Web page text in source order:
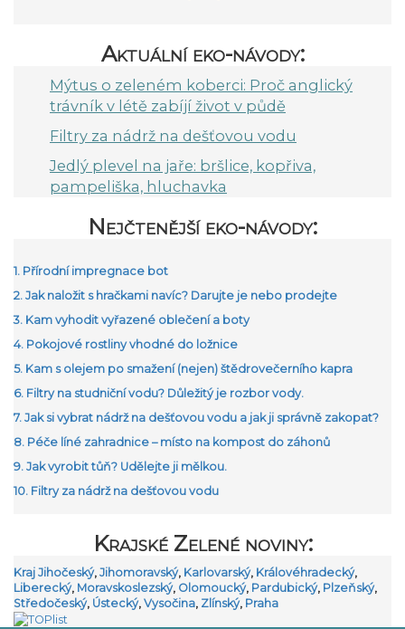
Aktuální eko-návody:
Mýtus o zeleném koberci: Proč anglický
trávník v létě zabíjí život v půdě
Filtry za nádrž na dešťovou vodu
Jedlý plevel na jaře: bršlice, kopřiva,
pampeliška, hluchavka
Nejčtenější eko-návody:
1. Přírodní impregnace bot
2. Jak naložit s hračkami navíc? Darujte je nebo prodejte
3. Kam vyhodit vyřazené oblečení a boty
4. Pokojové rostliny vhodné do ložnice
5. Kam s olejem po smažení (nejen) štědrovečerního kapra
6. Filtry na studniční vodu? Důležitý je rozbor vody.
7. Jak si vybrat nádrž na dešťovou vodu a jak ji správně zakopat?
8. Péče líné zahradnice – místo na kompost do záhonů
9. Jak vyrobit tůň? Udělejte ji mělkou.
10. Filtry za nádrž na dešťovou vodu
Krajské Zelené noviny:
Kraj Jihočeský, Jihomoravský, Karlovarský, Královéhradecký,
Liberecký, Moravskoslezský, Olomoucký, Pardubický, Plzeňský,
Středočeský, Ústecký, Vysočina, Zlínský, Praha